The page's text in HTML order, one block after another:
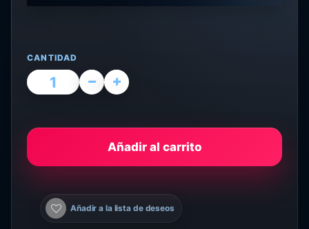
CANTIDAD
Añadir al carrito
Añadir a la lista de deseos